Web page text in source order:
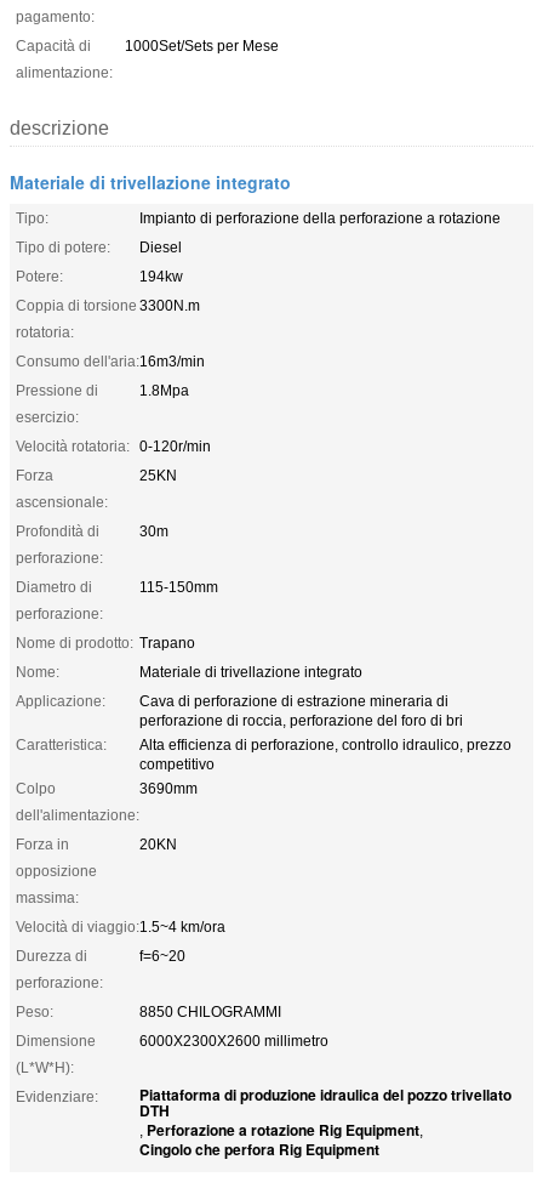
pagamento:
Capacità di
alimentazione:
1000Set/Sets per Mese
descrizione
Materiale di trivellazione integrato
Tipo:
Impianto di perforazione della perforazione a rotazione
Tipo di potere:
Diesel
Potere:
194kw
Coppia di torsione
rotatoria:
3300N.m
Consumo dell'aria:16m3/min
Pressione di
esercizio:
1.8Mpa
Velocità rotatoria: 0-120r/min
Forza
ascensionale:
25KN
Profondità di
perforazione:
30m
Diametro di
perforazione:
115-150mm
Nome di prodotto: Trapano
Nome:
Materiale di trivellazione integrato
Applicazione:
Cava di perforazione di estrazione mineraria di
perforazione di roccia, perforazione del foro di bri
Caratteristica:
Alta efficienza di perforazione, controllo idraulico, prezzo
competitivo
Colpo
dell'alimentazione:
3690mm
Forza in
opposizione
massima:
20KN
Velocità di viaggio:1.5~4 km/ora
Durezza di
perforazione:
f=6~20
Peso:
8850 CHILOGRAMMI
Dimensione
(L*W*H):
6000X2300X2600 millimetro
Evidenziare: Piattaforma di produzione idraulica del pozzo trivellato
DTH
, Perforazione a rotazione Rig Equipment,
Cingolo che perfora Rig Equipment